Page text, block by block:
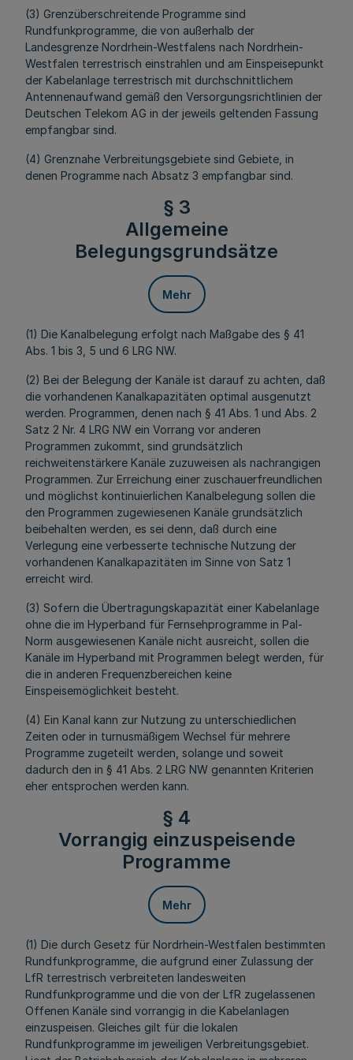
(3) Grenzüberschreitende Programme sind
Rundfunkprogramme, die von außerhalb der
Landesgrenze Nordrhein-Westfalens nach Nordrhein-
Westfalen terrestrisch einstrahlen und am Einspeisepunkt
der Kabelanlage terrestrisch mit durchschnittlichem
Antennenaufwand gemäß den Versorgungsrichtlinien der
Deutschen Telekom AG in der jeweils geltenden Fassung
empfangbar sind.
(4) Grenznahe Verbreitungsgebiete sind Gebiete, in
denen Programme nach Absatz 3 empfangbar sind.
§ 3
Allgemeine
Belegungsgrundsätze
Mehr
(1) Die Kanalbelegung erfolgt nach Maßgabe des § 41
Abs. 1 bis 3, 5 und 6 LRG NW.
(2) Bei der Belegung der Kanäle ist darauf zu achten, daß
die vorhandenen Kanalkapazitäten optimal ausgenutzt
werden. Programmen, denen nach § 41 Abs. 1 und Abs. 2
Satz 2 Nr. 4 LRG NW ein Vorrang vor anderen
Programmen zukommt, sind grundsätzlich
reichweitenstärkere Kanäle zuzuweisen als nachrangigen
Programmen. Zur Erreichung einer zuschauerfreundlichen
und möglichst kontinuierlichen Kanalbelegung sollen die
den Programmen zugewiesenen Kanäle grundsätzlich
beibehalten werden, es sei denn, daß durch eine
Verlegung eine verbesserte technische Nutzung der
vorhandenen Kanalkapazitäten im Sinne von Satz 1
erreicht wird.
(3) Sofern die Übertragungskapazität einer Kabelanlage
ohne die im Hyperband für Fernsehprogramme in Pal-
Norm ausgewiesenen Kanäle nicht ausreicht, sollen die
Kanäle im Hyperband mit Programmen belegt werden, für
die in anderen Frequenzbereichen keine
Einspeisemöglichkeit besteht.
(4) Ein Kanal kann zur Nutzung zu unterschiedlichen
Zeiten oder in turnusmäßigem Wechsel für mehrere
Programme zugeteilt werden, solange und soweit
dadurch den in § 41 Abs. 2 LRG NW genannten Kriterien
eher entsprochen werden kann.
§ 4
Vorrangig einzuspeisende
Programme
Mehr
(1) Die durch Gesetz für Nordrhein-Westfalen bestimmten
Rundfunkprogramme, die aufgrund einer Zulassung der
LfR terrestrisch verbreiteten landesweiten
Rundfunkprogramme und die von der LfR zugelassenen
Offenen Kanäle sind vorrangig in die Kabelanlagen
einzuspeisen. Gleiches gilt für die lokalen
Rundfunkprogramme im jeweiligen Verbreitungsgebiet.